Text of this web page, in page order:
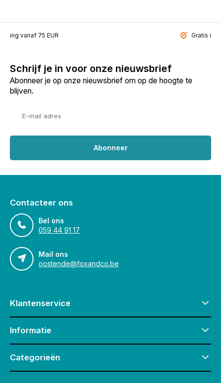
vanaf 75 EUR Gratis
Schrijf je in voor onze nieuwsbrief
Abonneer je op onze nieuwsbrief om op de hoogte te
blijven.
Abonneer
Contacteer ons
Bel ons
059 44 91 17
Mail ons
oostende@foxandco.be
Klantenservice
Informatie
Categorieën